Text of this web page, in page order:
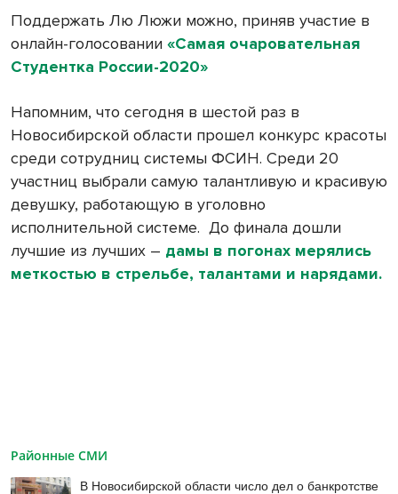
Поддержать Лю Люжи можно, приняв участие в
онлайн-голосовании «Самая очаровательная
Студентка России-2020»
Напомним, что сегодня в шестой раз в
Новосибирской области прошел конкурс красоты
среди сотрудниц системы ФСИН. Среди 20
участниц выбрали самую талантливую и красивую
девушку, работающую в уголовно
исполнительной системе. До финала дошли
лучшие из лучших – дамы в погонах мерялись
меткостью в стрельбе, талантами и нарядами.
Районные СМИ
В Новосибирской области число дел о банкротстве